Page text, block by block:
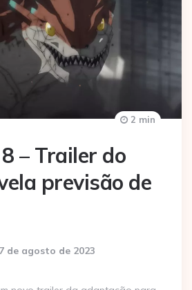
– Trailer do
previsão de
7 de agosto de 2023
2 min